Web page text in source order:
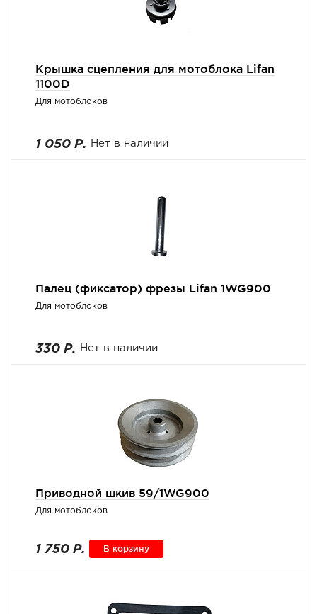
Крышка сцепления для мотоблока Lifan
1100D
Для мотоблоков
1 050 Р. Нет в наличии
Палец (фиксатор) фрезы Lifan 1WG900
Для мотоблоков
330 Р. Нет в наличии
Приводной шкив 59/1WG900
Для мотоблоков
1 750 Р. В корзину